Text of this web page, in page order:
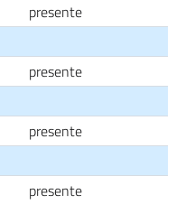
presente
presente
presente
presente